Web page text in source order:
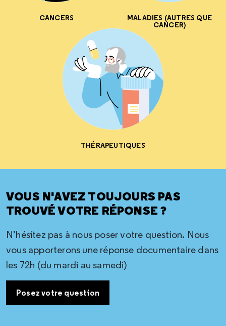
CANCERS MALADIES (AUTRES QUE
CANCER)
THÉRAPEUTIQUES
VOUS N'AVEZ TOUJOURS PAS
TROUVÉ VOTRE RÉPONSE ?
N’hésitez pas à nous poser votre question. Nous
vous apporterons une réponse documentaire dans
les 72h (du mardi au samedi)
Posez votre question